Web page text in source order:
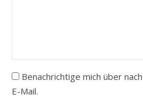
Benachrichtige mich über
E-Mail.